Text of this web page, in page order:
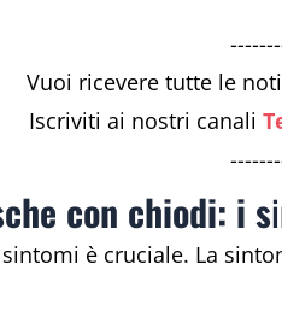
Vuoi ricevere tutte le
Iscriviti ai nostri canali
con chiodi: i s
è cruciale. La